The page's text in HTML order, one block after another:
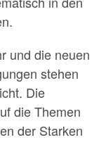
und die neuen
stehen
Die
die Themen
der Starken